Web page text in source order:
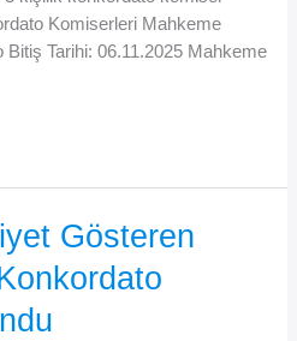
Komiserleri Mahkeme
Bitiş Tarihi: 06.11.2025 Mahkeme
Gösteren